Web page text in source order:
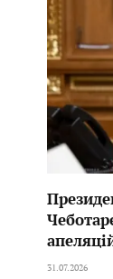
31.07.2026